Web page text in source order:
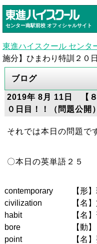
センター南駅前校 オフィシャルサイト
東進ハイスクール センタ
施分】ひまわり特訓２０
ブログ
2019年 8月 11日 【８
０日目！！（問題公開）
それでは本日の問題で
〇本日の英単語２５
contemporary 【形
civilization
【名
habit
【名
bore
【動
point
【名